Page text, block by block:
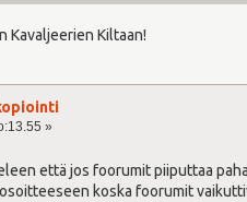
Kavaljeerien Kiltaan!
»
että jos foorumit piiputtaa
koska foorumit